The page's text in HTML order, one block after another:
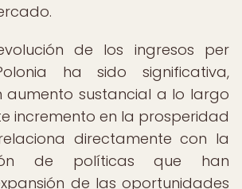
de los ingresos per
ha sido significativa,
aumento sustancial a lo largo
incremento en la prosperidad
directamente con la
de políticas que han
de las oportunidades